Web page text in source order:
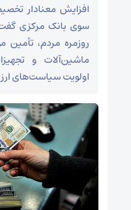
افزایش معنادار
سوی بانک مرکزی
روزمره مردم، تأمین
ماشین‌آلات و
اولویت سیاست‌های